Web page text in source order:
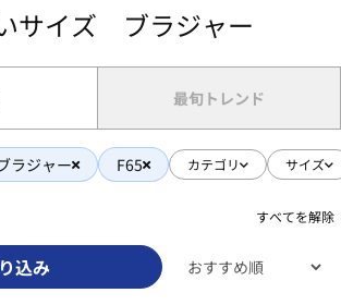
サイズ ブラジャー
最旬トレンド
ラジャー F65 カテゴリ サイズ
すべてを解除
込み